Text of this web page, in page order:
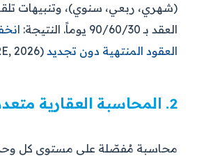
(شهري، ربعي، سنوي)، وتنبيهات
العقد بـ 90/60/30 يوماً. النتيجة:
العقود المنتهية دون تجديد (CBRE, 2026).
2. المحاسبة العقارية متعددة المستويات
محاسبة مُفصّلة على مستوى كل وحدة